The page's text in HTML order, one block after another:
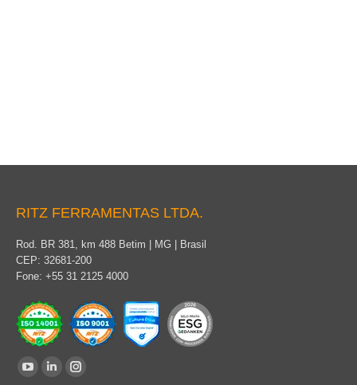
RITZ FERRAMENTAS LTDA.
Rod. BR 381, km 488 Betim | MG | Brasil
CEP: 32681-200
Fone: +55 31 2125 4000
Find us on:
LinkedinInstagram